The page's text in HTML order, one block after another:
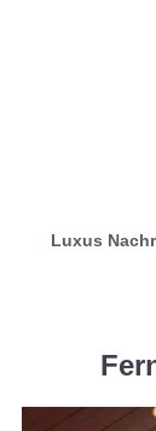
Luxus